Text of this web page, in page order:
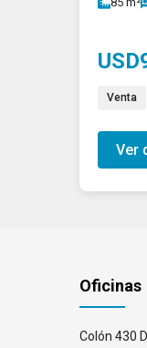
Venta
Ver
Oficinas
Colón 430